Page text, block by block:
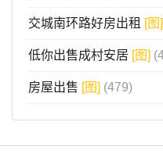
交城南环路好房出租 [图]
低你出售成村安居 [图]
房屋出售 [图] (479)